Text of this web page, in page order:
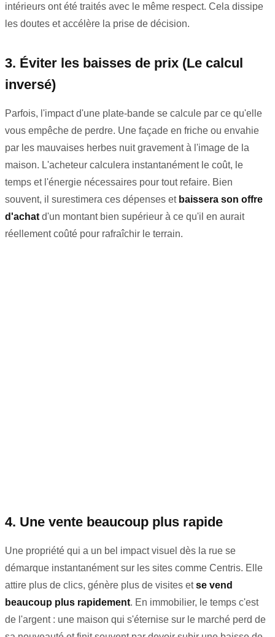
intérieurs ont été traités avec le même respect. Cela dissipe
les doutes et accélère la prise de décision.
3. Éviter les baisses de prix (Le calcul
inversé)
Parfois, l'impact d'une plate-bande se calcule par ce qu'elle
vous empêche de perdre. Une façade en friche ou envahie
par les mauvaises herbes nuit gravement à l'image de la
maison. L'acheteur calculera instantanément le coût, le
temps et l'énergie nécessaires pour tout refaire. Bien
souvent, il surestimera ces dépenses et baissera son offre
d'achat d'un montant bien supérieur à ce qu'il en aurait
réellement coûté pour rafraîchir le terrain.
4. Une vente beaucoup plus rapide
Une propriété qui a un bel impact visuel dès la rue se
démarque instantanément sur les sites comme Centris. Elle
attire plus de clics, génère plus de visites etse vend
beaucoup plus rapidement. En immobilier, le temps c'est
de l'argent : une maison qui s'éternise sur le marché perd de